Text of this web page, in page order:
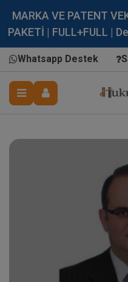
MARKA VE PATENT
PAKETİ | FULL+FULL |
Whatsapp Destek